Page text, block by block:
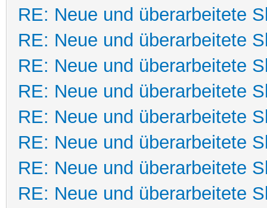
RE: Neue und überarbeitete
RE: Neue und überarbeitete
RE: Neue und überarbeitete
RE: Neue und überarbeitete
RE: Neue und überarbeitete
RE: Neue und überarbeitete
RE: Neue und überarbeitete
RE: Neue und überarbeitete